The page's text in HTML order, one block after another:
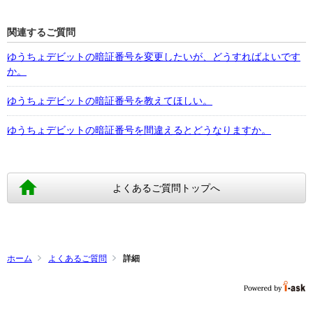
関連するご質問
ゆうちょデビットの暗証番号を変更したいが、どうすればよいです
か。
ゆうちょデビットの暗証番号を教えてほしい。
ゆうちょデビットの暗証番号を間違えるとどうなりますか。
よくあるご質問トップへ
ホーム よくあるご質問 詳細